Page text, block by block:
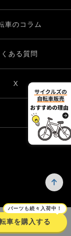
パーツも続々入荷中！
車を購入する
車のコラム
くある質問
X